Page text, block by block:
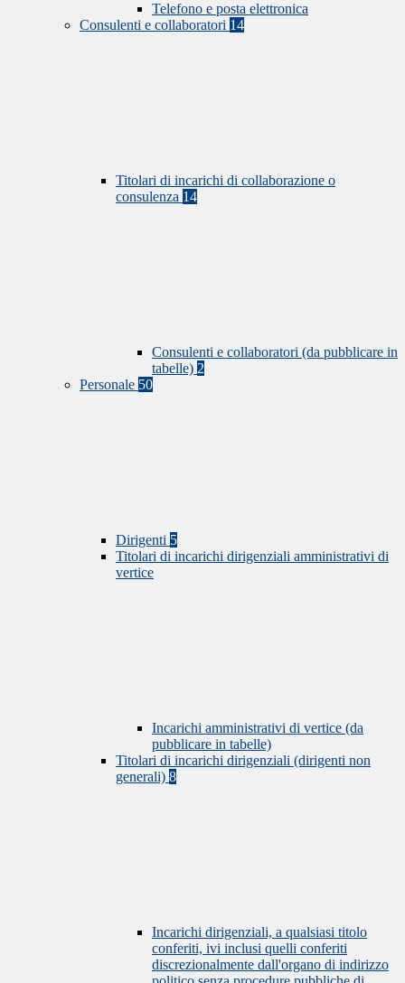
Telefono e posta elettronica
Consulenti e collaboratori 14
Titolari di incarichi di collaborazione o
consulenza 14
Consulenti e collaboratori (da pubblicare in
tabelle) 2
Personale 50
Dirigenti 5
Titolari di incarichi dirigenziali amministrativi di
vertice
Incarichi amministrativi di vertice (da
pubblicare in tabelle)
Titolari di incarichi dirigenziali (dirigenti non
generali) 8
Incarichi dirigenziali, a qualsiasi titolo
conferiti, ivi inclusi quelli conferiti
discrezionalmente dall'organo di indirizzo